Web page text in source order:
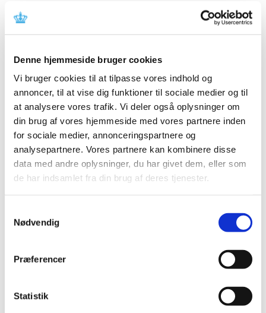
Denne hjemmeside bruger cookies
Vi bruger cookies til at tilpasse vores indhold og
annoncer, til at vise dig funktioner til sociale medier og til
at analysere vores trafik. Vi deler også oplysninger om
din brug af vores hjemmeside med vores partnere inden
for sociale medier, annonceringspartnere og
analysepartnere. Vores partnere kan kombinere disse
data med andre oplysninger, du har givet dem, eller som
de har indsamlet fra din brug af deres tjenester.
Nødvendig
Præferencer
Statistik
Referencer
Fabrikant: Breas Medical AB
Fabrikantens referencenummer: FSCA NOV 20151
Lægemiddelstyrelsens sagsnummer: 2015112865
Emner
Medicinsk udstyr
Sikkerhedsmeddelelse om Breas Vivo 60 Home Care